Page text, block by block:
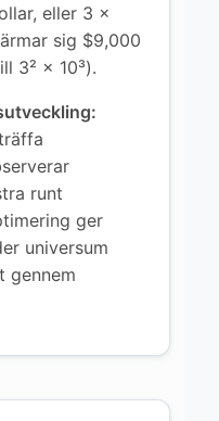
eller 3 ×
sig $9,000
3² × 10³).
runt
ger
universum
gennem